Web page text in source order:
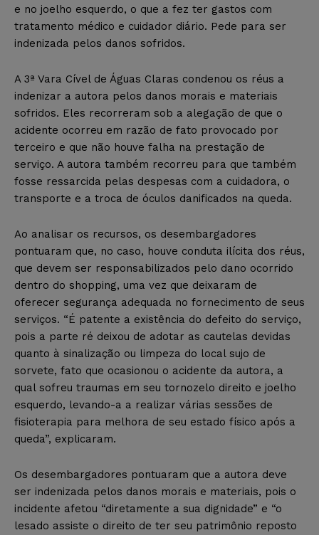
e no joelho esquerdo, o que a fez ter gastos com
tratamento médico e cuidador diário. Pede para ser
indenizada pelos danos sofridos.
A 3ª Vara Cível de Águas Claras condenou os réus a
indenizar a autora pelos danos morais e materiais
sofridos. Eles recorreram sob a alegação de que o
acidente ocorreu em razão de fato provocado por
terceiro e que não houve falha na prestação de
serviço. A autora também recorreu para que também
fosse ressarcida pelas despesas com a cuidadora, o
transporte e a troca de óculos danificados na queda.
Ao analisar os recursos, os desembargadores
pontuaram que, no caso, houve conduta ilícita dos réus,
que devem ser responsabilizados pelo dano ocorrido
dentro do shopping, uma vez que deixaram de
oferecer segurança adequada no fornecimento de seus
serviços. “É patente a existência do defeito do serviço,
pois a parte ré deixou de adotar as cautelas devidas
quanto à sinalização ou limpeza do local sujo de
sorvete, fato que ocasionou o acidente da autora, a
qual sofreu traumas em seu tornozelo direito e joelho
esquerdo, levando-a a realizar várias sessões de
fisioterapia para melhora de seu estado físico após a
queda”, explicaram.
Os desembargadores pontuaram que a autora deve
ser indenizada pelos danos morais e materiais, pois o
incidente afetou “diretamente a sua dignidade” e “o
lesado assiste o direito de ter seu patrimônio reposto